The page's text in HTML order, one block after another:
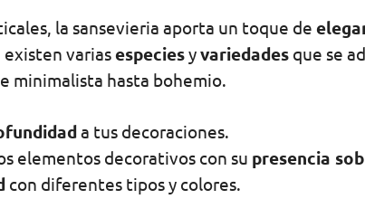
la sansevieria aporta un toque de
existen variasespeciesyvariedades que se
minimalista hasta bohemio.
a tus decoraciones.
elementos decorativos con su presencia
con diferentes tipos y colores.